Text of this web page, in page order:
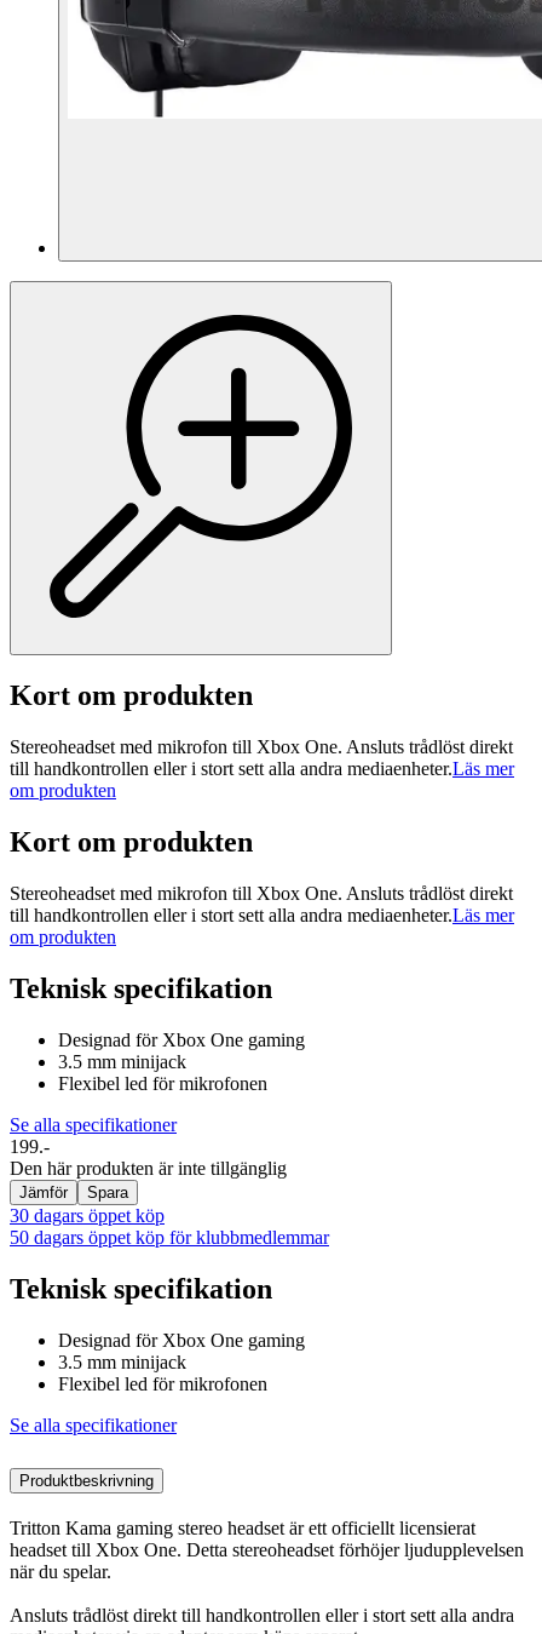
Kort om produkten
Stereoheadset med mikrofon till Xbox One. Ansluts trådlöst direkt
till handkontrollen eller i stort sett alla andra mediaenheter.Läs mer
om produkten
Kort om produkten
Stereoheadset med mikrofon till Xbox One. Ansluts trådlöst direkt
till handkontrollen eller i stort sett alla andra mediaenheter.Läs mer
om produkten
Teknisk specifikation
Designad för Xbox One gaming
3.5 mm minijack
Flexibel led för mikrofonen
Se alla specifikationer
199.-
Den här produkten är inte tillgänglig
Jämför Spara
30 dagars öppet köp
50 dagars öppet köp för klubbmedlemmar
Teknisk specifikation
Designad för Xbox One gaming
3.5 mm minijack
Flexibel led för mikrofonen
Se alla specifikationer
Produktbeskrivning
Tritton Kama gaming stereo headset är ett officiellt licensierat
headset till Xbox One. Detta stereoheadset förhöjer ljudupplevelsen
när du spelar.
Ansluts trådlöst direkt till handkontrollen eller i stort sett alla andra